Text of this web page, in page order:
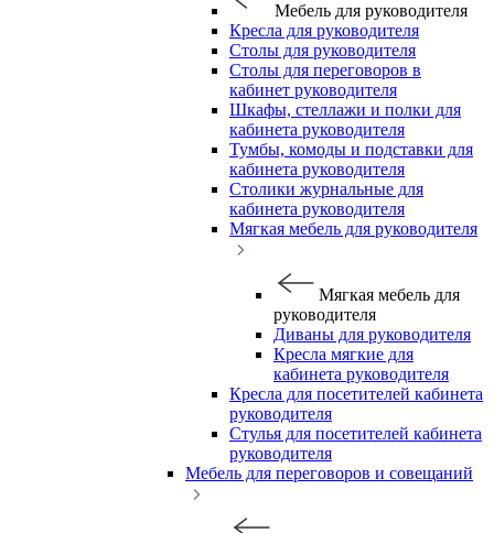
Мебель для руководителя
Кресла для руководителя
Столы для руководителя
Столы для переговоров в
кабинет руководителя
Шкафы, стеллажи и полки для
кабинета руководителя
Тумбы, комоды и подставки для
кабинета руководителя
Столики журнальные для
кабинета руководителя
Мягкая мебель для руководителя
Мягкая мебель для
руководителя
Диваны для руководителя
Кресла мягкие для
кабинета руководителя
Кресла для посетителей кабинета
руководителя
Стулья для посетителей кабинета
руководителя
Мебель для переговоров и совещаний